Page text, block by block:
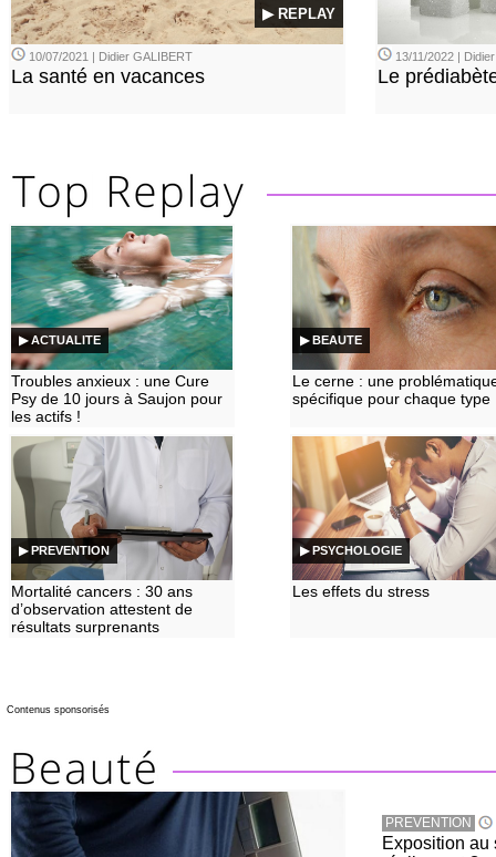
▶ REPLAY
10/07/2021 | Didier GALIBERT
La santé en vacances
13/11/2022 |
Le
▶ ACTUALITE
Troubles anxieux : une Cure
Psy de 10 jours à Saujon pour
les actifs !
▶ BEAUTE
Le cerne : une
spécifique pour chaque type
▶ PREVENTION
Mortalité cancers : 30 ans
d’observation attestent de
résultats surprenants
▶ PSYCHOLOGIE
Les effets du stress
Contenus sponsorisés
PREVENTION
Exposition au